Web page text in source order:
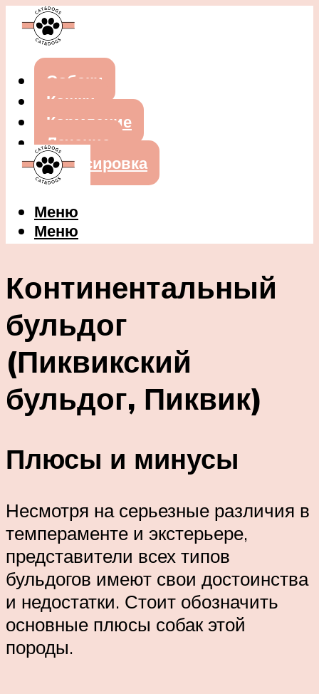
Собаки
Кошки
Кормление
Лечение
Дрессировка
Меню
Меню
Континентальный
бульдог
(Пиквикский
бульдог, Пиквик)
Плюсы и минусы
Несмотря на серьезные различия в
темпераменте и экстерьере,
представители всех типов
бульдогов имеют свои достоинства
и недостатки. Стоит обозначить
основные плюсы собак этой
породы.